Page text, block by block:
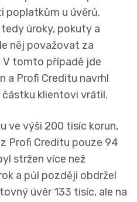
poplatkům u úvěrů.
úroky, pokuty a
něj považovat za
V tomto případě jde
a Profi Creditu navrhl
klientovi vrátil.
ve výši 200 tisíc korun,
Profi Creditu pouze 94
stržen více než
a půl později obdržel
úvěr 133 tisíc, ale na